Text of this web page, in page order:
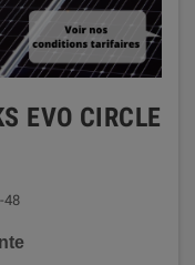
EVO CIRCLE
48